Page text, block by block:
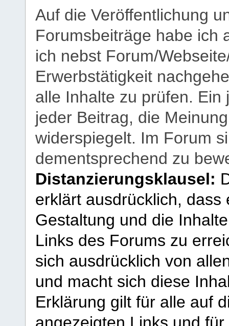
Auf die Veröffentlichung
Forumsbeiträge habe ich
ich nebst Forum/
Erwerbstätigkeit
alle Inhalte zu prüfen.
jeder Beitrag, die
widerspiegelt. Im Forum
dementsprechend zu
Distanzierungsklausel:
erklärt ausdrücklich,
Gestaltung und die
Links des Forums zu
sich ausdrücklich von
und macht sich diese
Erklärung gilt für alle auf